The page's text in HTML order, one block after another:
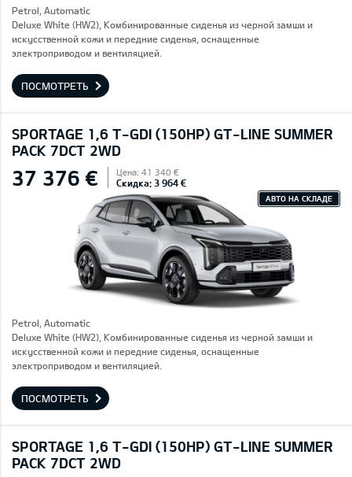
Petrol, Automatic
Deluxe White (HW2), Комбинированные сиденья из черной замши и
искусственной кожи и передние сиденья, оснащенные
электроприводом и вентиляцией.
ПОСМОТРЕТЬ
SPORTAGE 1,6 T-GDI (150HP) GT-LINE SUMMER
PACK 7DCT 2WD
37 376 € Цена: 41 340 €
Скидка: 3 964 €
АВТО НА СКЛАДЕ
Petrol, Automatic
Deluxe White (HW2), Комбинированные сиденья из черной замши и
искусственной кожи и передние сиденья, оснащенные
электроприводом и вентиляцией.
ПОСМОТРЕТЬ
SPORTAGE 1,6 T-GDI (150HP) GT-LINE SUMMER
PACK 7DCT 2WD